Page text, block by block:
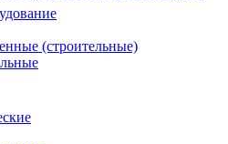
(строительные)